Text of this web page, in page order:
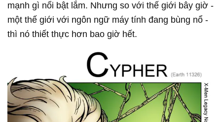
mạnh gì nổi bật lắm. Nhưng so với thế giới bây giờ -
một thế giới với ngôn ngữ máy tính đang bùng nổ -
thì nó thiết thực hơn bao giờ hết.